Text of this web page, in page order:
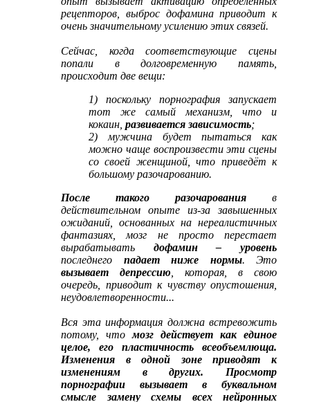
рецепторов, выброс дофамина приводит к
очень значительному усилению этих связей.
Сейчас, когда соответствующие сцены
попали в долговременную память,
происходит две вещи:
1) поскольку порнография запускает
тот же самый механизм, что и
кокаин, развивается зависимость;
2) мужчина будет пытаться как
можно чаще воспроизвести эти сцены
со своей женщиной, что приведёт к
большому разочарованию.
После такого разочарования в
действительном опыте из-за завышенных
ожиданий, основанных на нереалистичных
фантазиях, мозг не просто перестает
вырабатывать дофамин – уровень
последнего падает ниже нормы. Это
вызывает депрессию , которая, в свою
очередь, приводит к чувству опустошения,
неудовлетворенности...
Вся эта информация должна встревожить
потому, чтомозг действует как единое
целое, его пластичность всеобъемлюща.
Изменения в одной зоне приводят к
изменениям в других. Просмотр
порнографии вызывает в буквальном
смысле замену схемы всех нейронных